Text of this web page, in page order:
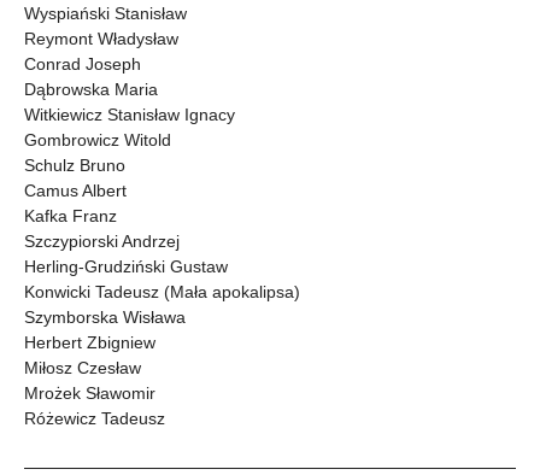
Wyspiański Stanisław
Reymont Władysław
Conrad Joseph
Dąbrowska Maria
Witkiewicz Stanisław Ignacy
Gombrowicz Witold
Schulz Bruno
Camus Albert
Kafka Franz
Szczypiorski Andrzej
Herling-Grudziński Gustaw
Konwicki Tadeusz (Mała apokalipsa)
Szymborska Wisława
Herbert Zbigniew
Miłosz Czesław
Mrożek Sławomir
Różewicz Tadeusz